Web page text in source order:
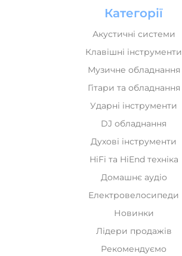
Категорії
Акустичні системи
Клавішні інструменти
Музичне обладнання
Гітари та обладнання
Ударні інструменти
DJ обладнання
Духові інструменти
HiFi та HiEnd техніка
Домашнє аудіо
Електровелосипеди
Новинки
Лідери продажів
Рекомендуємо